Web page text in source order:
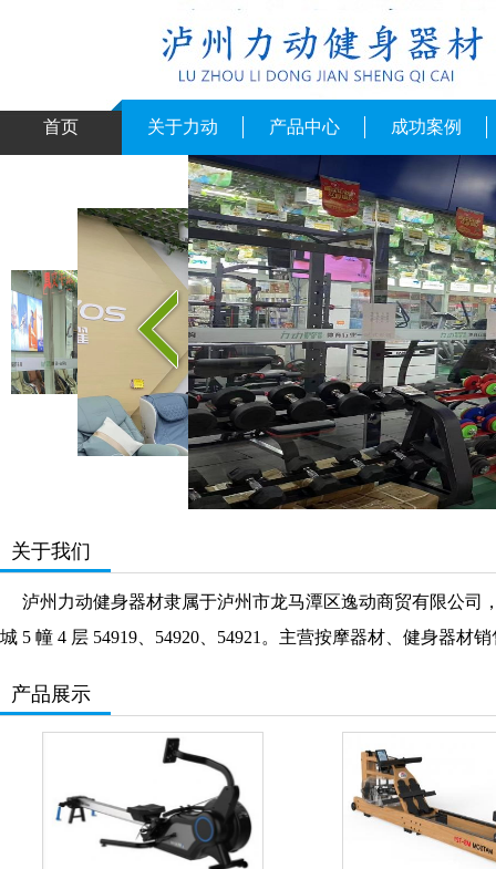
首页 关于力动 产品中心 成功案例
关于我们
泸州力动健身器材隶属于泸州市龙马潭区逸动商贸有限公司
城 5 幢 4 层 54919、54920、54921。主营按摩器材、健身器
产品展示